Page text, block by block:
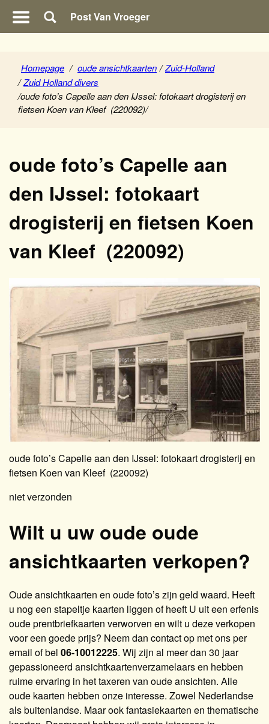
Post Van Vroeger
Homepage / oude ansichtkaarten / Zuid-Holland
/ Zuid Holland divers
/oude foto’s Capelle aan den IJssel: fotokaart drogisterij en
fietsen Koen van Kleef (220092)/
oude foto’s Capelle aan
den IJssel: fotokaart
drogisterij en fietsen Koen
van Kleef (220092)
oude foto’s Capelle aan den IJssel: fotokaart drogisterij en
fietsen Koen van Kleef (220092)
niet verzonden
Wilt u uw oude oude
ansichtkaarten verkopen?
Oude ansichtkaarten en oude foto’s zijn geld waard. Heeft
u nog een stapeltje kaarten liggen of heeft U uit een erfenis
oude prentbriefkaarten verworven en wilt u deze verkopen
voor een goede prijs? Neem dan contact op met ons per
email of bel 06-10012225. Wij zijn al meer dan 30 jaar
gepassioneerd ansichtkaartenverzamelaars en hebben
ruime ervaring in het taxeren van oude ansichten. Alle
oude kaarten hebben onze interesse. Zowel Nederlandse
als buitenlandse. Maar ook fantasiekaarten en thematische